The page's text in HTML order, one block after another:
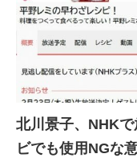
北川景子、NHK
ビでも使用NGな